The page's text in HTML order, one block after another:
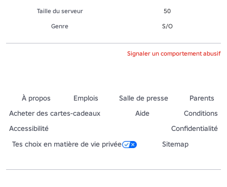
Taille du serveur
50
Genre
S/O
Signaler un comportement abusif
À propos Emplois Salle de presse
Parents
Acheter des cartes-cadeaux
Aide
Conditions
Accessibilité
Confidentialité
Tes choix en matière de vie privée
Sitemap